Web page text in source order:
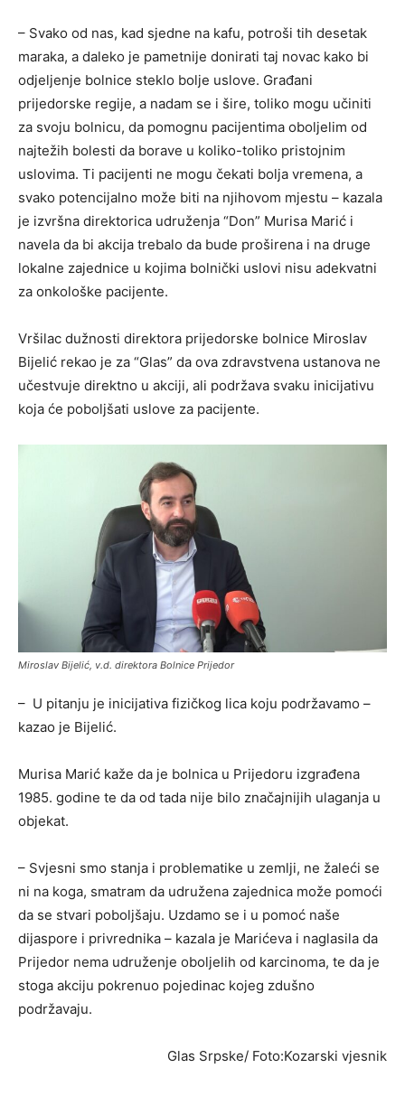
– Svako od nas, kad sjedne na kafu, potroši tih desetak
maraka, a daleko je pametnije donirati taj novac kako bi
odjeljenje bolnice steklo bolje uslove. Građani
prijedorske regije, a nadam se i šire, toliko mogu učiniti
za svoju bolnicu, da pomognu pacijentima oboljelim od
najtežih bolesti da borave u koliko-toliko pristojnim
uslovima. Ti pacijenti ne mogu čekati bolja vremena, a
svako potencijalno može biti na njihovom mjestu – kazala
je izvršna direktorica udruženja “Don” Murisa Marić i
navela da bi akcija trebalo da bude proširena i na druge
lokalne zajednice u kojima bolnički uslovi nisu adekvatni
za onkološke pacijente.
Vršilac dužnosti direktora prijedorske bolnice Miroslav
Bijelić rekao je za “Glas” da ova zdravstvena ustanova ne
učestvuje direktno u akciji, ali podržava svaku inicijativu
koja će poboljšati uslove za pacijente.
Miroslav Bijelić, v.d. direktora Bolnice Prijedor
– U pitanju je inicijativa fizičkog lica koju podržavamo –
kazao je Bijelić.
Murisa Marić kaže da je bolnica u Prijedoru izgrađena
1985. godine te da od tada nije bilo značajnijih ulaganja u
objekat.
– Svjesni smo stanja i problematike u zemlji, ne žaleći se
ni na koga, smatram da udružena zajednica može pomoći
da se stvari poboljšaju. Uzdamo se i u pomoć naše
dijaspore i privrednika – kazala je Marićeva i naglasila da
Prijedor nema udruženje oboljelih od karcinoma, te da je
stoga akciju pokrenuo pojedinac kojeg zdušno
podržavaju.
Glas Srpske/ Foto:Kozarski vjesnik